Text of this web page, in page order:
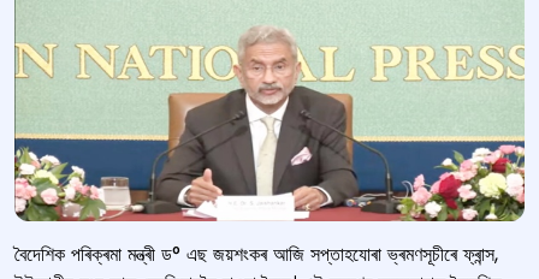
বৈদেশিক পৰিক্ৰমা মন্ত্ৰী ড° এছ জয়শংকৰ আজি সপ্তাহযোৰা ভ্ৰমণসূচীৰে ফ্ৰান্স,